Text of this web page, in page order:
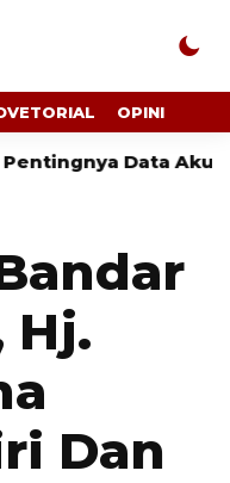
OPINI
Data Akurat
Hj.
Dan